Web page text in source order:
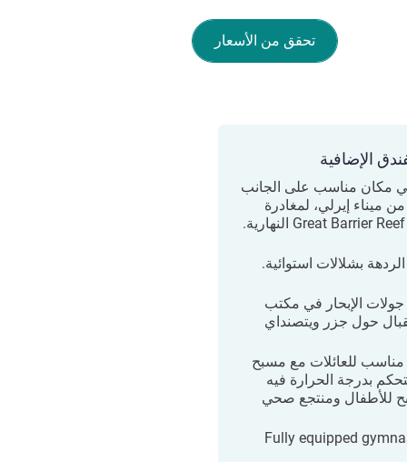
تحقق من الأسعار
الإضافية
مكان مناسب على الجانب
من ميناء إيرلي، لمغادرة
الردهة بشلالات استوائية.
الإبحار في مكتب
حول جزر ويتصنداي
للعائلات مع مسبح
بدرجة الحرارة فيه
للأطفال ومنتجع صحي
Fully equipped